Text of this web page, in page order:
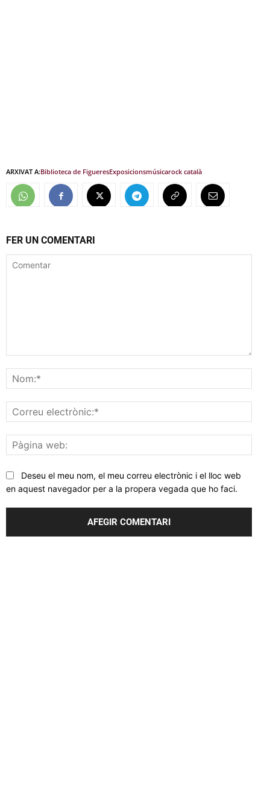
ARXIVAT A:Biblioteca de FigueresExposicionsmúsicarock català
FER UN COMENTARI
web:
Deseu el meu nom, el meu correu electrònic i el lloc web
en aquest navegador per a la propera vegada que ho faci.